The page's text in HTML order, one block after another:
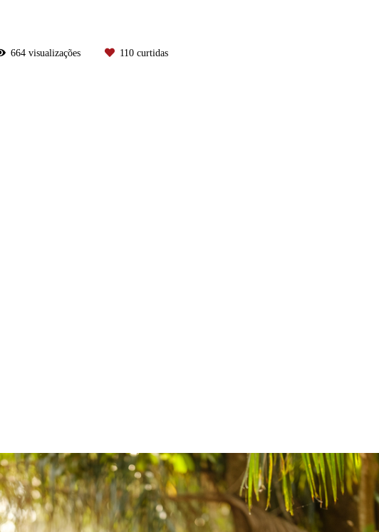
664 visualizações 110 curtidas